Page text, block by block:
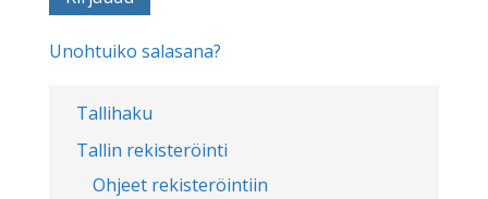
Tallihaku
Tallin rekisteröinti
Ohjeet rekisteröintiin
Unohtuiko salasana?